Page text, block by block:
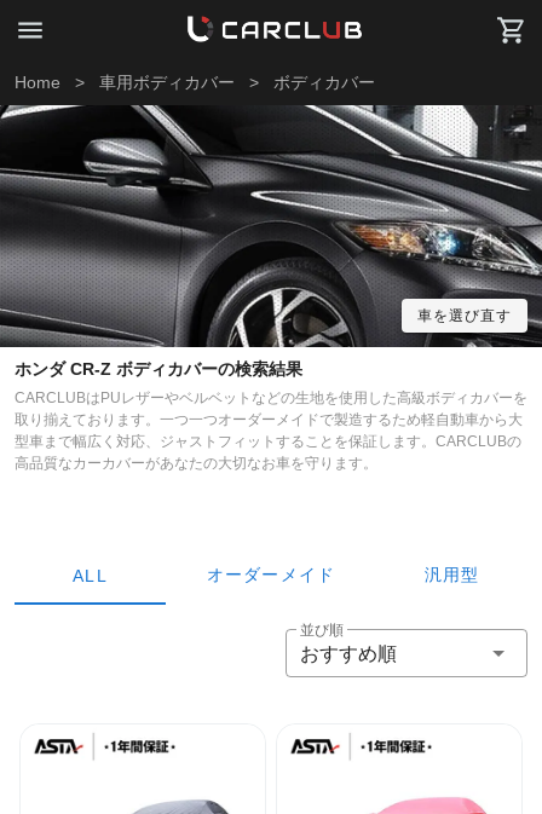
Home > 車用ボディカバー > ボディカバー
車を選び直す
ホンダ CR-Z ボディカバーの検索結果
CARCLUBはPUレザーやベルベットなどの生地を使用した高級ボディカバーを
取り揃えております。一つ一つオーダーメイドで製造するため軽自動車から大
型車まで幅広く対応、ジャストフィットすることを保証します。CARCLUBの
高品質なカーカバーがあなたの大切なお車を守ります。
ALL オーダーメイド 汎用型
並び順
おすすめ順